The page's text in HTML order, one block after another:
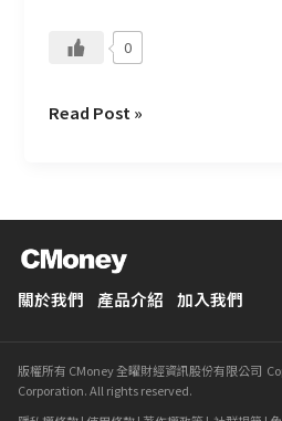
0
Read Post »
關於我們 產品介紹 加入我們
版權所有 CMoney 全曜財經資訊股份有限公司
Corporation. All rights reserved.